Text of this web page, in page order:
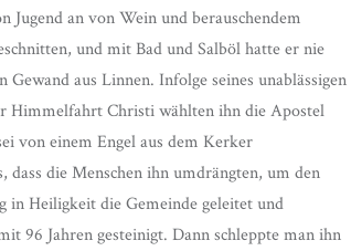
Jugend an von Wein und berauschendem
und mit Bad und Salböl hatte er nie
aus Linnen. Infolge seines unablässigen
Himmelfahrt Christi wählten ihn die Apostel
von einem Engel aus dem Kerker
die Menschen ihn umdrängten, um den
in Heiligkeit die Gemeinde geleitet und
96 Jahren gesteinigt. Dann schleppte man ihn